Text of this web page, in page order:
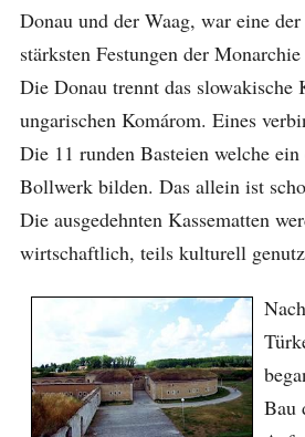
Donau und der Waag, war eine
stärksten Festungen der
Die Donau trennt das slowakische
ungarischen Komárom. Eines
Die 11 runden Basteien welche
Bollwerk bilden. Das allein ist
Die ausgedehnten Kassematten
wirtschaftlich, teils kulturell
Bau